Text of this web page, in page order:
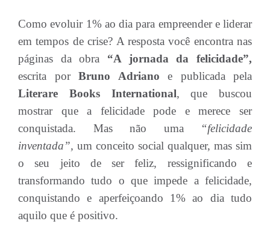
Como evoluir 1% ao dia para empreender e liderar
em tempos de crise? A resposta você encontra nas
páginas da obra “A jornada da felicidade”,
escrita por Bruno Adriano e publicada pela
Literare Books International, que buscou
mostrar que a felicidade pode e merece ser
conquistada. Mas não uma “felicidade
inventada”, um conceito social qualquer, mas sim
o seu jeito de ser feliz, ressignificando e
transformando tudo o que impede a felicidade,
conquistando e aperfeiçoando 1% ao dia tudo
aquilo que é positivo.